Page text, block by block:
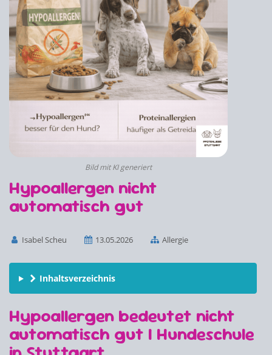
Bild mit KI generiert
Hypoallergen nicht
automatisch gut
Isabel Scheu 13.05.2026 Allergie
Inhaltsverzeichnis
Hypoallergen bedeutet nicht
automatisch gut | Hundeschule